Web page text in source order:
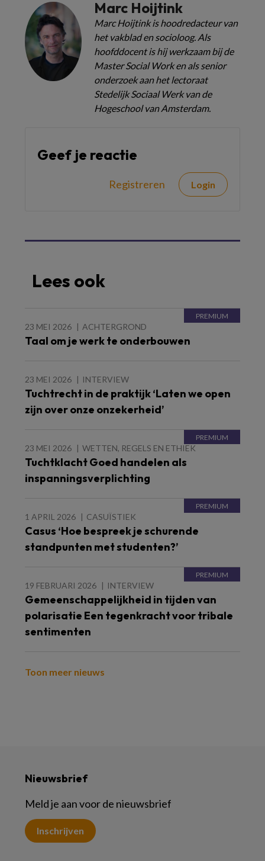
Marc Hoijtink
Marc Hoijtink is hoodredacteur van
het vakblad en socioloog. Als
hoofddocent is hij werkzaam bij de
Master Social Work en als senior
onderzoek aan het lectoraat
Stedelijk Sociaal Werk van de
Hogeschool van Amsterdam.
Geef je reactie
Registreren Login
Lees ook
23 MEI 2026 ACHTERGROND
Taal om je werk te onderbouwen
23 MEI 2026 INTERVIEW
Tuchtrecht in de praktijk ‘Laten we open
zijn over onze onzekerheid’
23 MEI 2026 WETTEN, REGELS EN ETHIEK
Tuchtklacht Goed handelen als
inspanningsverplichting
1 APRIL 2026 CASUÏSTIEK
Casus ‘Hoe bespreek je schurende
standpunten met studenten?’
19 FEBRUARI 2026 INTERVIEW
Gemeenschappelijkheid in tijden van
polarisatie Een tegenkracht voor tribale
sentimenten
Toon meer nieuws
Nieuwsbrief
Meld je aan voor de nieuwsbrief
Inschrijven